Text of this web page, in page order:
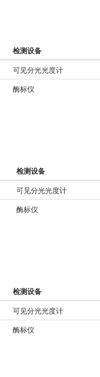
检测设备
可见分光光度计
酶标仪
检测设备
可见分光光度计
酶标仪
检测设备
可见分光光度计
酶标仪